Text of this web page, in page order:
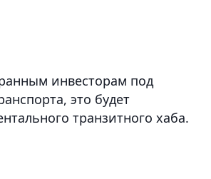
инвесторам под
это будет
транзитного хаба.